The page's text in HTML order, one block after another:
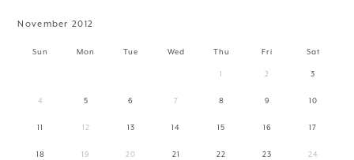
November 2012
Sun Mon Tue Wed Thu Fri Sat
1 2 3
4 5 6 7 8 9 10
11 12 13 14 15 16 17
18 19 20 21 22 23 24